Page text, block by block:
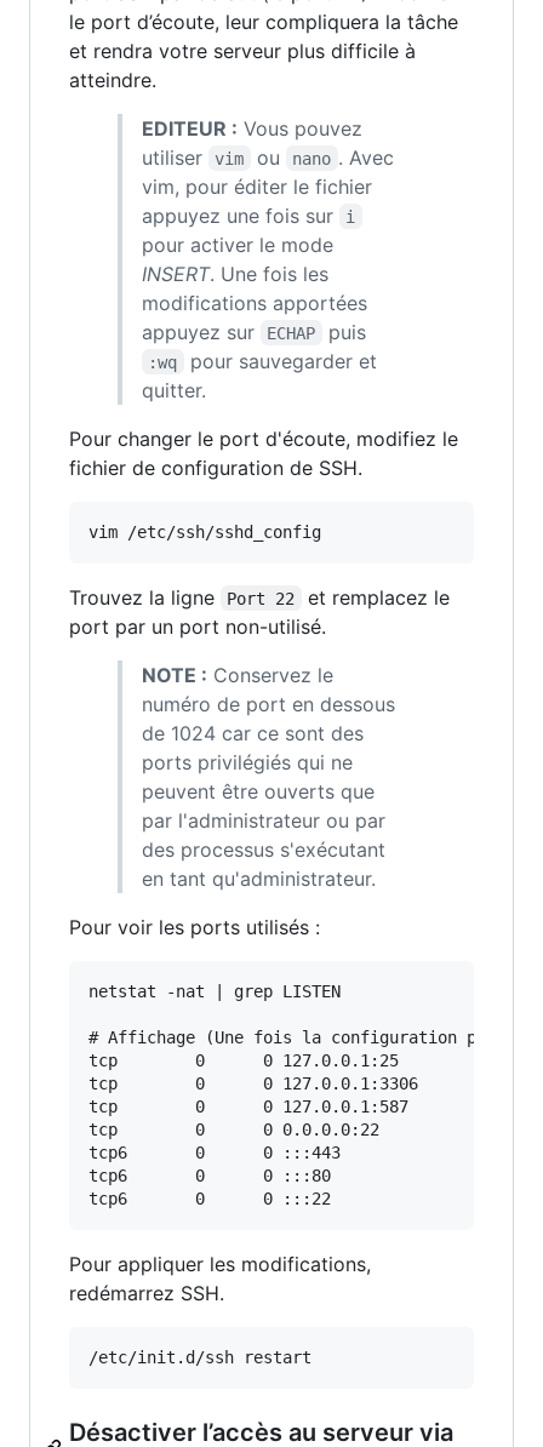
le port d’écoute, leur compliquera la tâche
et rendra votre serveur plus difficile à
atteindre.
EDITEUR : Vous pouvez
utiliser
vim ou nano . Avec
vim, pour éditer le fichier
appuyez une fois sur
i
pour activer le mode
INSERT. Une fois les
modifications apportées
appuyez sur
ECHAP puis
:wq
pour sauvegarder et
quitter.
Pour changer le port d'écoute, modifiez le
fichier de configuration de SSH.
vim /etc/ssh/sshd_config
Trouvez la ligne Port 22
et remplacez le
port par un port non-utilisé.
NOTE : Conservez le
numéro de port en dessous
de 1024 car ce sont des
ports privilégiés qui ne
peuvent être ouverts que
par l'administrateur ou par
des processus s'exécutant
en tant qu'administrateur.
Pour voir les ports utilisés :
netstat -nat | grep LISTEN
# Affichage (Une fois la configuration par
tcp        0      0 127.0.0.1:25
tcp        0      0 127.0.0.1:3306
tcp        0      0 127.0.0.1:587
tcp        0      0 0.0.0.0:22
tcp6       0      0 :::443
tcp6       0      0 :::80
Pour appliquer les modifications,
redémarrez SSH.
/etc/init.d/ssh restart
Désactiver l’accès au serveur via